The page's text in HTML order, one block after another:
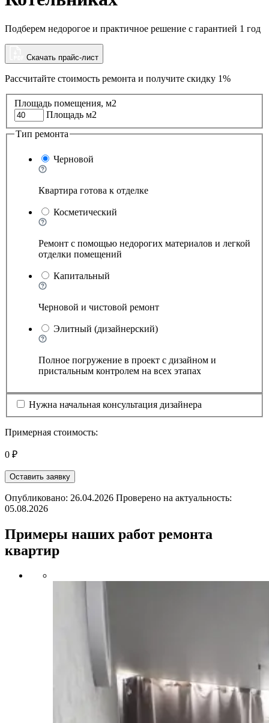
Подберем недорогое и практичное решение с гарантией 1 год
Скачать прайс-лист
Рассчитайте стоимость ремонта и получите скидку 1%
Площадь помещения, м2
Площадь м2
Тип ремонта
Черновой
Квартира готова к отделке
Косметический
Ремонт с помощью недорогих материалов и легкой
отделки помещений
Капитальный
Черновой и чистовой ремонт
Элитный (дизайнерский)
Полное погружение в проект с дизайном и
пристальным контролем на всех этапах
Нужна начальная консультация дизайнера
Примерная стоимость:
0 ₽
Оставить заявку
Опубликовано: 26.04.2026 Проверено на актуальность:
05.08.2026
Примеры наших работ ремонта
квартир